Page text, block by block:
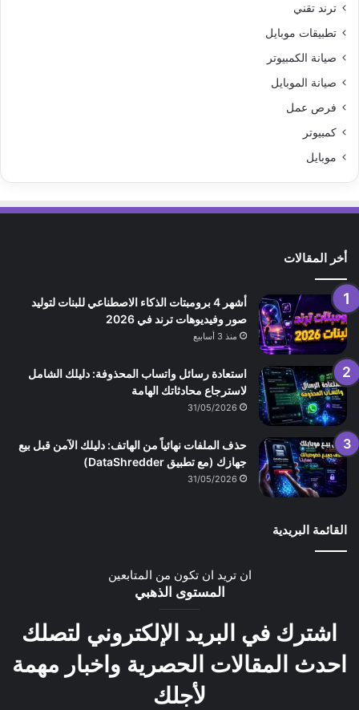
ترند تقني
تطبيقات موبايل
صيانة الكمبيوتر
صيانة الموبايل
فرص عمل
كمبيوتر
موبايل
أخر المقالات
أشهر 4 برومبتات الذكاء الاصطناعي للبنات لتوليد
صور وفيديوهات ترند في 2026
منذ 3 أسابيع
استعادة رسائل واتساب المحذوفة: دليلك الشامل
لاسترجاع محادثاتك الهامة
31/05/2026
حذف الملفات نهائياً من الهاتف: دليلك الآمن قبل بيع
جهازك (مع تطبيق DataShredder)
31/05/2026
القائمة البريدية
ان تريد ان تكون من المتابعين
المستوى الذهبي
اشترك في البريد الإلكتروني لتصلك
احدث المقالات الحصرية واخبار مهمة
لأجلك